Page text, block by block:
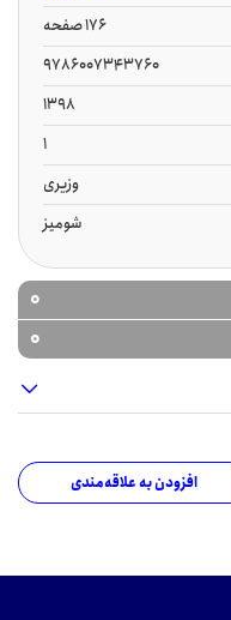
176 صفحه
9786007343760
1398
1
وزیری
شومیز
0
0
افزودن به علاقه‌مندی